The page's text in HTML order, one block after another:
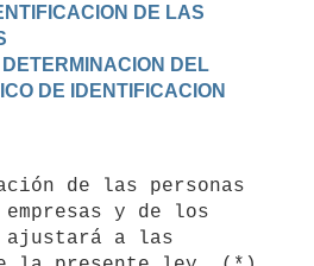
DE LAS
DEL
DE IDENTIFICACION
y de los
ajustará a las